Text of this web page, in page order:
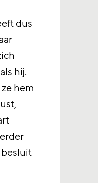
dus
hij.
hem
besluit